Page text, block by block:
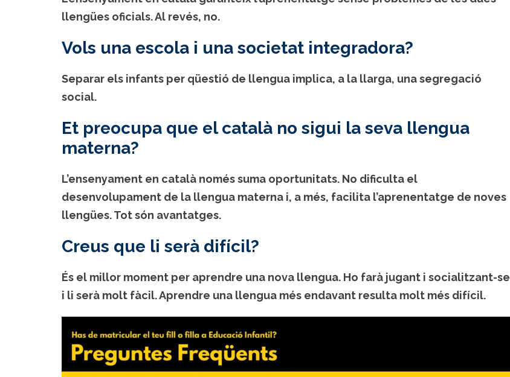
llengües oficials. Al revés, no.
Vols una escola i una societat integradora?
Separar els infants per qüestió de llengua implica, a la llarga, una segregació
social.
Et preocupa que el català no sigui la seva llengua
materna?
L’ensenyament en català només suma oportunitats. No dificulta el
desenvolupament de la llengua materna i, a més, facilita l’aprenentatge de noves
llengües. Tot són avantatges.
Creus que li serà difícil?
És el millor moment per aprendre una nova llengua. Ho farà jugant i socialitzant-se
i li serà molt fàcil. Aprendre una llengua més endavant resulta molt més difícil.